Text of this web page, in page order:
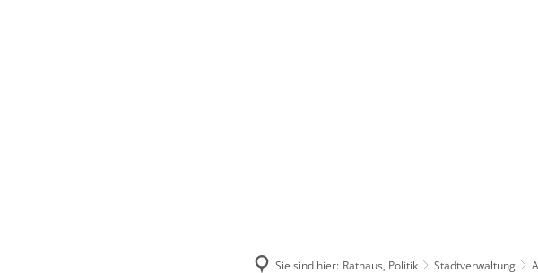
Sie sind hier: Rathaus, Politik Stadtverwaltung